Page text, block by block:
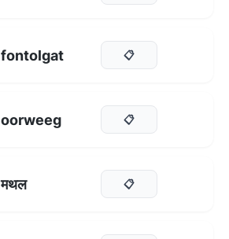
fontolgat 📋
oorweeg 📋
मथल 📋